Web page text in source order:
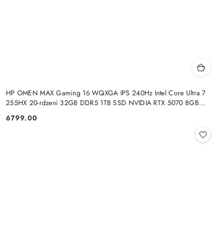
HP OMEN MAX Gaming 16 WQXGA IPS 240Hz Intel Core Ultra 7
255HX 20-rdzeni 32GB DDR5 1TB SSD NVIDIA RTX 5070 8GB
Cena:
6799.00